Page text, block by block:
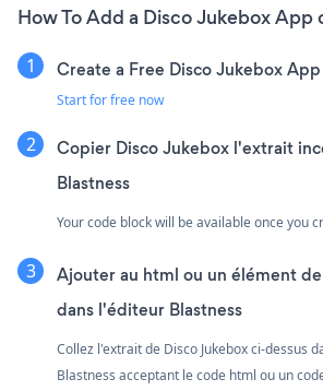
How To Add a Disco Jukebox App
Create a Free Disco Jukebox App
Start for free now
Copier Disco Jukebox l'extrait
Blastness
Your code block will be available once you
Ajouter au html ou un élément
dans l'éditeur Blastness
Collez l'extrait de Disco Jukebox ci-dessus
Blastness acceptant le code html ou un